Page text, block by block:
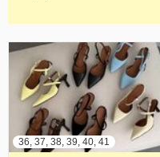
36, 37, 38, 39, 40, 41